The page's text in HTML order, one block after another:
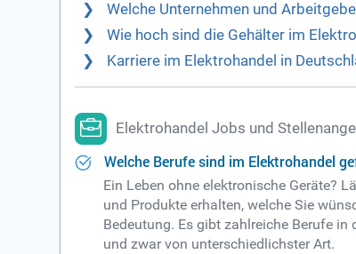
Welche Unternehmen und
Wie hoch sind die Gehälter im
Karriere im Elektrohandel in
Elektrohandel Jobs und
Welche Berufe sind im Elektrohandel
Ein Leben ohne elektronische Geräte?
und Produkte erhalten, welche Sie
Bedeutung. Es gibt zahlreiche Berufe
und zwar von unterschiedlichster Art.